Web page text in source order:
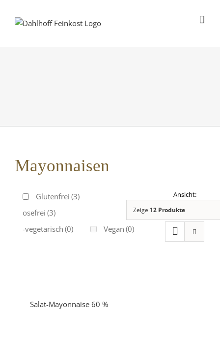
Mayonnaisen
Glutenfrei (3)
Laktosefrei (3)
Ovo-vegetarisch (0) Vegan (0)
Zeige 12 Produkte
Salat-Mayonnaise 60 %